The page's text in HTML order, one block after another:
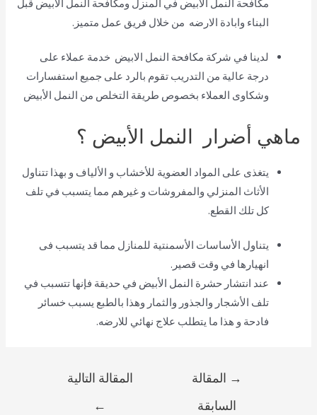
مكافحة النمل الابيض في المنزل ومكافحة النمل الابيض قبل
البناء وابادة الارضه من خلال فريق عمل متميز.
لدينا في شركة مكافحة النمل الابيض خدمة عملاء على
درجة عالية من التدريب تقوم بالرد على جميع استفسارات
وشكاوى العملاء بخصوص طريقة التخلص من النمل الأبيض
ماهي أضرار النمل الأبيض ؟
يتغذى على المواد العضوية للأخشاب و الألياف و بهذا تتناول
الأثاث المنزلي والمفروشات و غيرهم مما يتسبب في تلف
كل تلك القطع.
يتناول الأساسات الأسمنتية للمنازل مما قد يتسبب فى
انهيارها في وقت قصير.
عند انتشار حشرة النمل الأبيض في حديقة فإنها تتسبب في
تلف الأشجار والجذور والثمار وهذا بالطبع يسبب خسائر
فادحة و هذا ما يتطلب علاج نهائي للارضه.
→ المقالة
السابقة
المقالة التالية
←